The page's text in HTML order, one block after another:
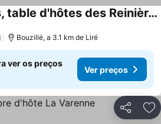
Chambres d'hôtes, table d'hôtes des Reinières proche La Loire à Vélo, 3 chambres 7 couchages
Bouzillé, a 3.1 km de Liré
ver os preços
Ver preços
Partilhar